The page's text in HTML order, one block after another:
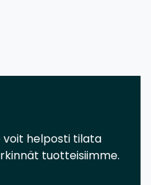
helposti tilata
tuotteisiimme.